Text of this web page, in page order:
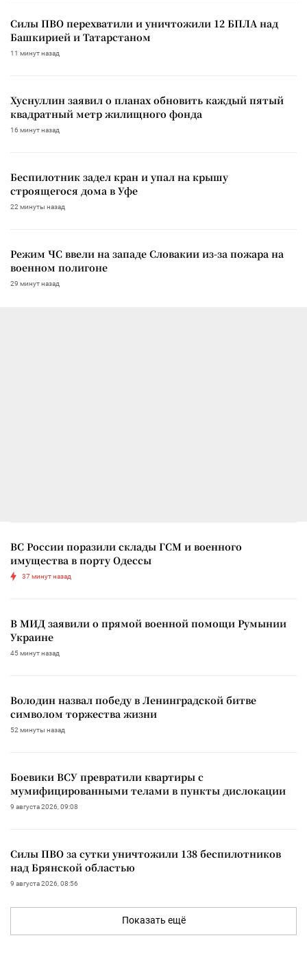
Силы ПВО перехватили и уничтожили 12 БПЛА над
Башкирией и Татарстаном
11 минут назад
Хуснуллин заявил о планах обновить каждый пятый
квадратный метр жилищного фонда
16 минут назад
Беспилотник задел кран и упал на крышу
строящегося дома в Уфе
22 минуты назад
Режим ЧС ввели на западе Словакии из-за пожара на
военном полигоне
29 минут назад
ВС России поразили склады ГСМ и военного
имущества в порту Одессы
37 минут назад
В МИД заявили о прямой военной помощи Румынии
Украине
45 минут назад
Володин назвал победу в Ленинградской битве
символом торжества жизни
52 минуты назад
Боевики ВСУ превратили квартиры с
мумифицированными телами в пункты дислокации
9 августа 2026, 09:08
Силы ПВО за сутки уничтожили 138 беспилотников
над Брянской областью
9 августа 2026, 08:56
Показать ещё